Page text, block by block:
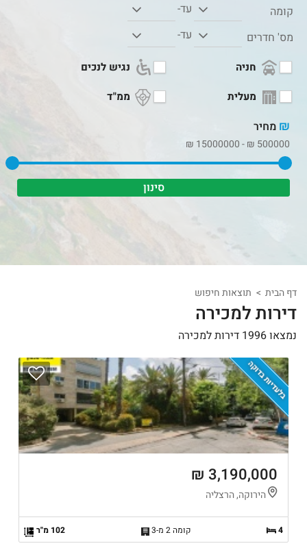
קומה
עד-
מס' חדרים
עד-
חניה
נגיש לנכים
מעלית
ממ"ד
₪ מחיר
500000
₪
-
15000000
₪
דף הבית תוצאות חיפוש
דירות למכירה
נמצאו 1996 דירות למכירה
בלעדיות בדוקה
3,190,000 ₪
הירוקה, הרצליה
4 קומה 2 מ-3 102 מ"ר